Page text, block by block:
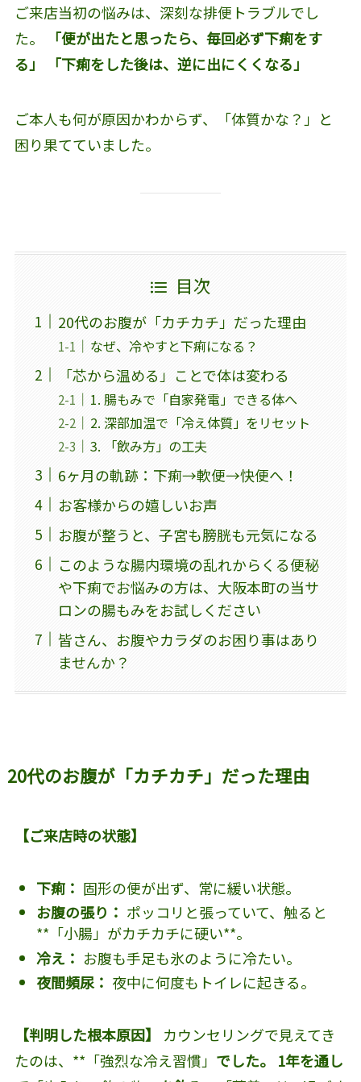
ご来店当初の悩みは、深刻な排便トラブルでし
た。
「便が出たと思ったら、毎回必ず下痢をす
る」
「下痢をした後は、逆に出にくくなる」
ご本人も何が原因かわからず、「体質かな？」と
困り果てていました。
目次
20代のお腹が「カチカチ」だった理由
なぜ、冷やすと下痢になる？
「芯から温める」ことで体は変わる
1. 腸もみで「自家発電」できる体へ
2. 深部加温で「冷え体質」をリセット
3. 「飲み方」の工夫
6ヶ月の軌跡：下痢→軟便→快便へ！
お客様からの嬉しいお声
お腹が整うと、子宮も膀胱も元気になる
このような腸内環境の乱れからくる便秘
や下痢でお悩みの方は、大阪本町の当サ
ロンの腸もみをお試しください
皆さん、お腹やカラダのお困り事はあり
ませんか？
20代のお腹が「カチカチ」だった理由
【ご来店時の状態】
下痢： 固形の便が出ず、常に緩い状態。
お腹の張り： ポッコリと張っていて、触ると
**「小腸」がカチカチに硬い**。
冷え： お腹も手足も氷のように冷たい。
夜間頻尿： 夜中に何度もトイレに起きる。
【判明した根本原因】
カウンセリングで見えてき
たのは、**「強烈な冷え習慣」 でした。 1年を通し